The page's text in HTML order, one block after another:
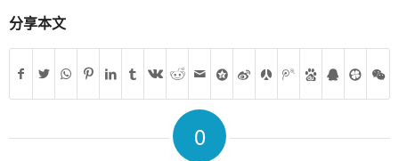
分享本文
0